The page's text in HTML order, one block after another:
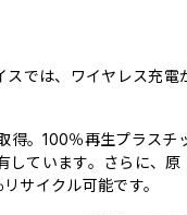
では、ワイヤレス充電
得。100％再生プラスチ
しています。さらに、原
サイクル可能です。